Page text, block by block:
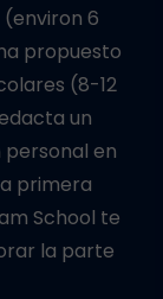
6
propuesto
(8-12
un
en
primera
School te
la parte